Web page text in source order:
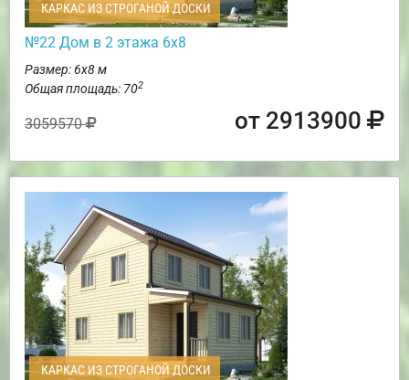
КАРКАС ИЗ СТРОГАНОЙ ДОСКИ
№22 Дом в 2 этажа 6х8
Размер: 6х8 м
Общая площадь: 702
3059570 от 2913900
КАРКАС ИЗ СТРОГАНОЙ ДОСКИ